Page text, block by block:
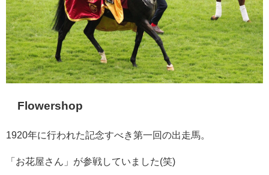
Flowershop
1920年に行われた記念すべき第一回の出走馬。
「お花屋さん」が参戦していました(笑)